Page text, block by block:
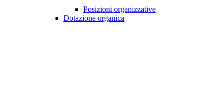
Posizioni organizzative
Dotazione organica